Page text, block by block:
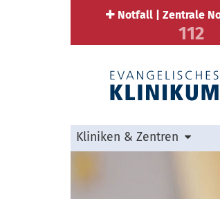
Notfall | Zentrale
112
Kliniken & Zentren